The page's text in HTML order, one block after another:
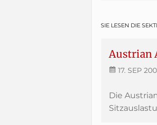
SIE LESEN DIE
Austrian
17. SEP
Die